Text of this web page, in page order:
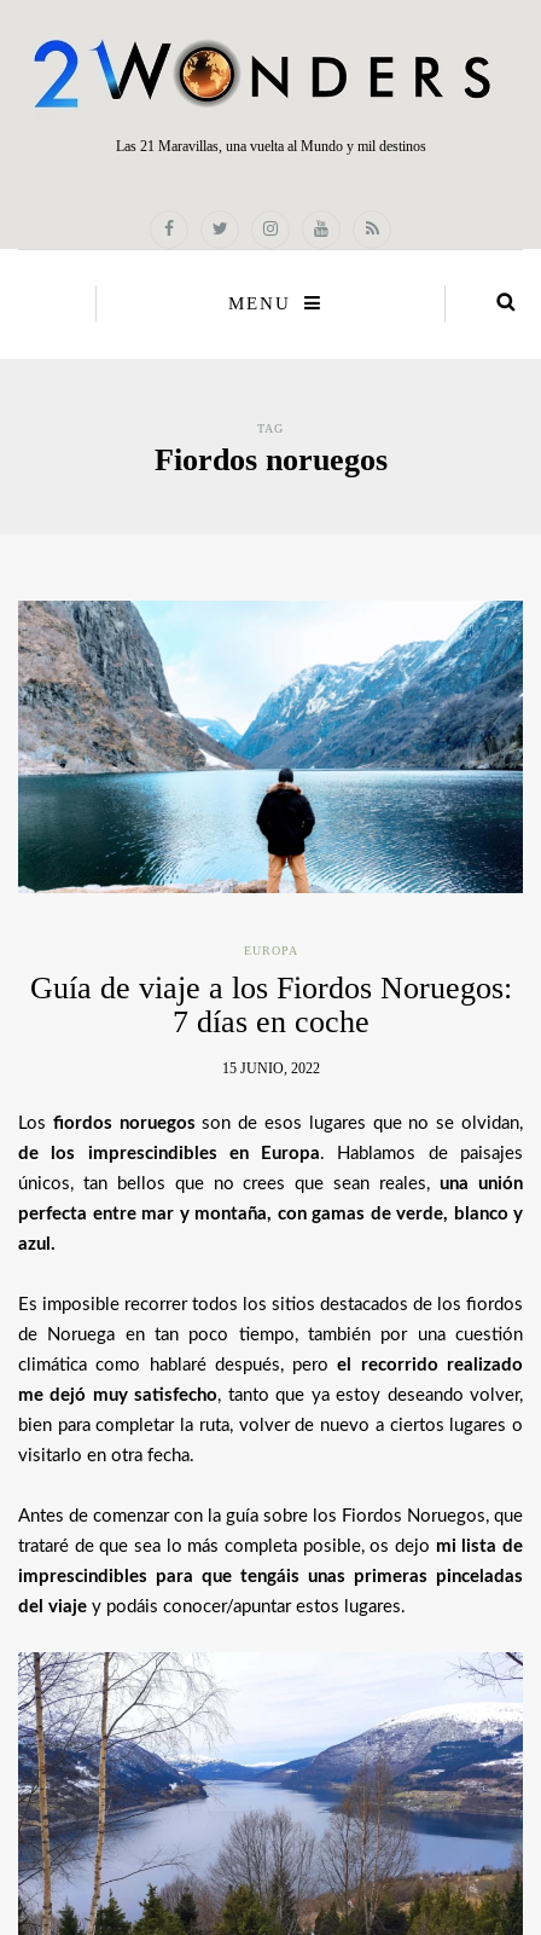
Las 21 Maravillas, una vuelta al Mundo y mil destinos
MENU
TAG
Fiordos noruegos
EUROPA
Guía de viaje a los Fiordos Noruegos:
7 días en coche
15 JUNIO, 2022
Los fiordos noruegos son de esos lugares que no se olvidan,
de los imprescindibles en Europa. Hablamos de paisajes
únicos, tan bellos que no crees que sean reales,una unión
perfecta entre mar y montaña, con gamas de verde, blanco y
azul.
Es imposible recorrer todos los sitios destacados de los fiordos
de Noruega en tan poco tiempo, también por una cuestión
climática como hablaré después, peroel recorrido realizado
me dejó muy satisfecho, tanto que ya estoy deseando volver,
bien para completar la ruta, volver de nuevo a ciertos lugares o
visitarlo en otra fecha.
Antes de comenzar con la guía sobre los Fiordos Noruegos, que
trataré de que sea lo más completa posible, os dejo mi lista de
imprescindibles para que tengáis unas primeras pinceladas
del viaje y podáis conocer/apuntar estos lugares.